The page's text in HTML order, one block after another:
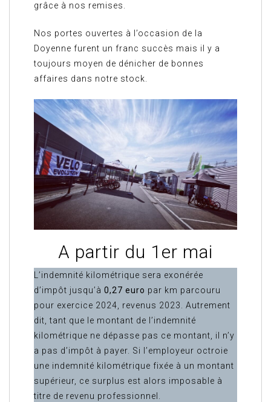
grâce à nos remises.
Nos portes ouvertes à l’occasion de la
Doyenne furent un franc succès mais il y a
toujours moyen de dénicher de bonnes
affaires dans notre stock.
A partir du 1er mai
L’indemnité kilométrique sera exonérée
d’impôt jusqu’à 0,27 euro par km parcouru
pour exercice 2024, revenus 2023. Autrement
dit, tant que le montant de l’indemnité
kilométrique ne dépasse pas ce montant, il n’y
a pas d’impôt à payer. Si l’employeur octroie
une indemnité kilométrique fixée à un montant
supérieur, ce surplus est alors imposable à
titre de revenu professionnel.